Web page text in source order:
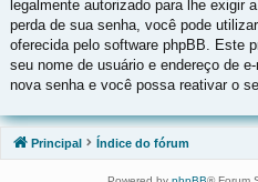
legalmente autorizado para lhe exigir
perda de sua senha, você pode
oferecida pelo software phpBB. Este
seu nome de usuário e endereço de
nova senha e você possa reativar o
Principal Índice do fórum